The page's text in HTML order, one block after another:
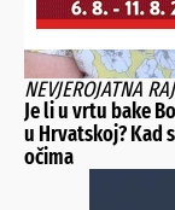
NEVJEROJATNA
Je li u vrtu bake
u Hrvatskoj? Kad
očima